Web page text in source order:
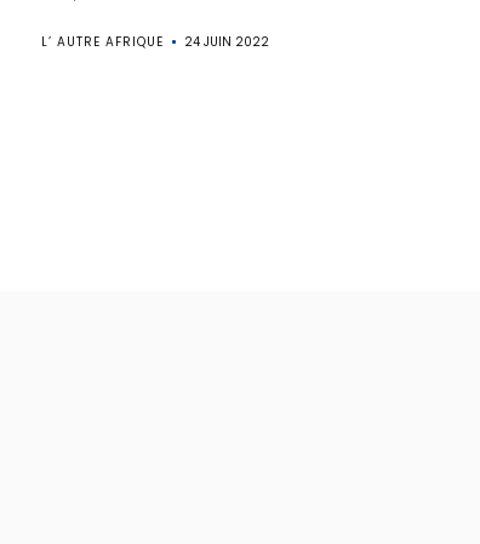
L’ AUTRE AFRIQUE 24 JUIN 2022